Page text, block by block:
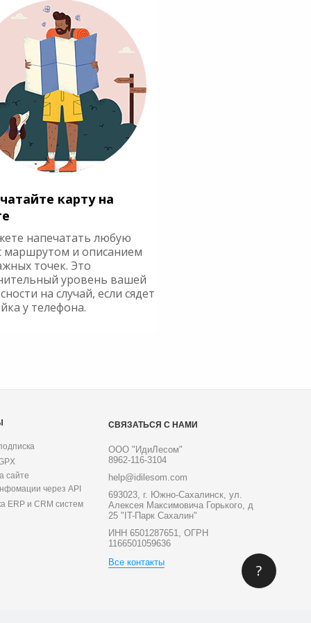
карту на
напечатать любую
маршрутом и описанием
точек. Это
уровень вашей
на случай, если сядет
у телефона.
сайте
через API
ERP и CRM систем
СВЯЗАТЬСЯ С НАМИ
ООО "ИдиЛесом"
8962-116-3104
help@idilesom.com
693023, г. Южно-Сахалинск, ул.
Алексея Максимовича Горького, д
25 "IT-Парк Сахалин"
ИНН 6501287651, ОГРН
1166501059636
Все контакты
?